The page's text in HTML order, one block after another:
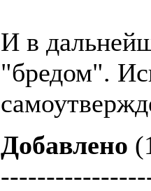
И в
"бредом".
Добавлено